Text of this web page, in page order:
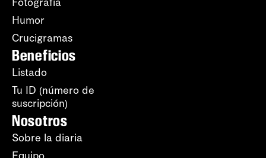
Fotografía
Humor
Crucigramas
Beneficios
Listado
Tu ID (número de
suscripción)
Nosotros
Sobre la diaria